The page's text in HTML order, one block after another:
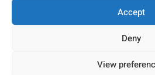
Accept
Deny
View
פרופילים ונגישות בע"מ 2023